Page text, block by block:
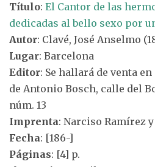
Título: El Cantor de las
dedicadas al bello sexo por
Autor: Clavé, José Anselmo
Lugar: Barcelona
Editor: Se hallará de venta
de Antonio Bosch, calle del
núm. 13
Imprenta: Narciso Ramírez
Fecha: [186-]
Páginas: [4] p.